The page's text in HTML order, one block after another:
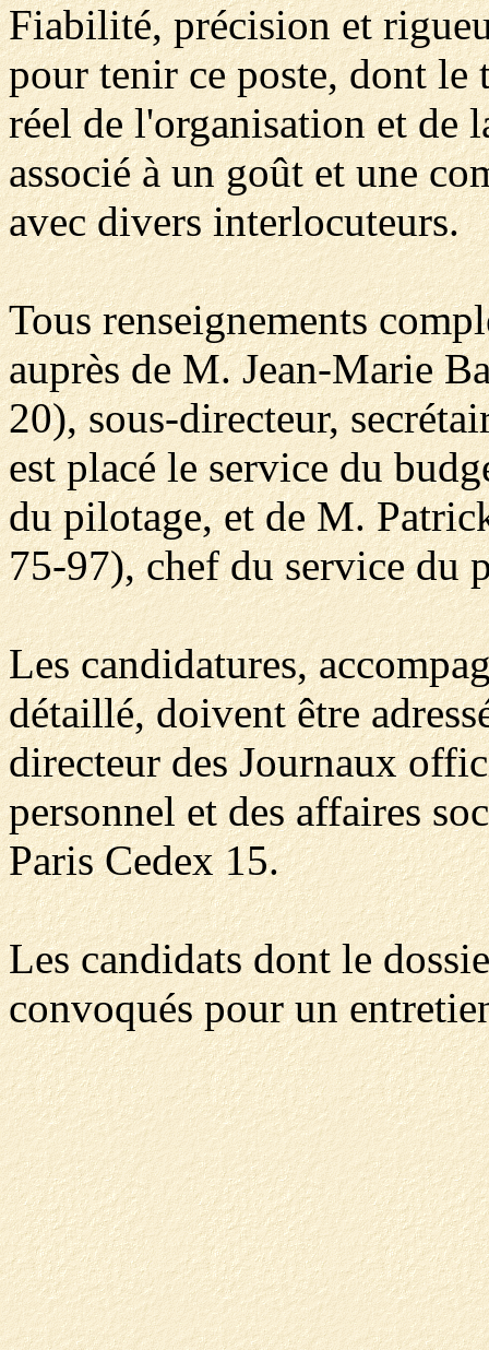
Fiabilité, précision et
pour tenir ce poste, dont le
réel de l'organisation et de
associé à un goût et une
avec divers interlocuteurs.
Tous renseignements
auprès de M. Jean-Marie
20), sous-directeur,
est placé le service du
du pilotage, et de M.
75-97), chef du service du
Les candidatures,
détaillé, doivent être
directeur des Journaux
personnel et des affaires
Paris Cedex 15.
Les candidats dont le
convoqués pour un